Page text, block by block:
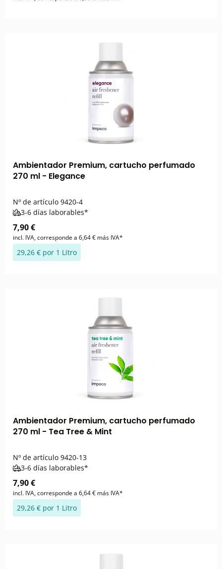
Ambientador Premium, cartucho perfumado
270 ml - Elegance
Nº de artículo 9420-4
3-6 días laborables*
7,90 €
incl. IVA, corresponde a 6,64 € más IVA*
29,26 € por 1 Litro
Ambientador Premium, cartucho perfumado
270 ml - Tea Tree & Mint
Nº de artículo 9420-13
3-6 días laborables*
7,90 €
incl. IVA, corresponde a 6,64 € más IVA*
29,26 € por 1 Litro